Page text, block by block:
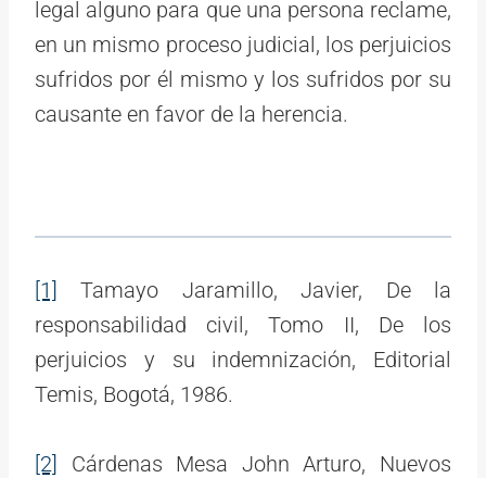
legal alguno para que una persona reclame,
en un mismo proceso judicial, los perjuicios
sufridos por él mismo y los sufridos por su
causante en favor de la herencia.
[1]
Tamayo Jaramillo, Javier, De la
responsabilidad civil, Tomo II, De los
perjuicios y su indemnización, Editorial
Temis, Bogotá, 1986.
[2]
Cárdenas Mesa John Arturo, Nuevos